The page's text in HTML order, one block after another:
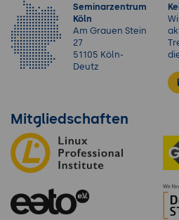
Seminarzentrum
Köln
Am Grauen Stein
27
51105 Köln-
Deutz
Mitgliedschaften